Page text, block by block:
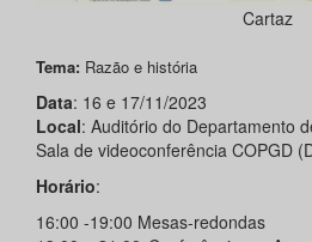
Cartaz
Tema: Razão e história
Data: 16 e 17/11/2023
Local: Auditório do Departamento
Sala de videoconferência COPGD
Horário:
16:00 -19:00 Mesas-redondas